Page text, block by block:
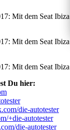
Mit dem Seat
Mit dem Seat
Mit dem Seat
Du hier:
die-autotester
+die-autotester
die-autotester